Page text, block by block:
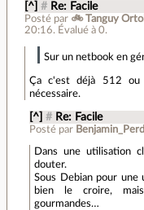
[^] # Re: Facile
Posté par 🚲 Tanguy
20:16. Évalué à 0.
Sur un netbook en
Ça c'est déjà 512
nécessaire.
[^] # Re: Facile
Posté par
Dans une utilisation
douter.
Sous Debian pour une
bien le croire,
gourmandes…